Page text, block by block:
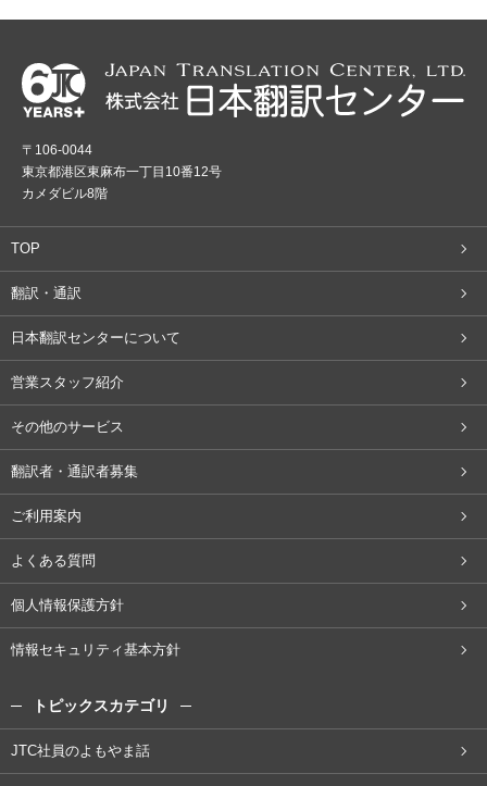
〒106-0044
東京都港区東麻布一丁目10番12号
カメダビル8階
TOP
翻訳・通訳
日本翻訳センターについて
営業スタッフ紹介
その他のサービス
翻訳者・通訳者募集
ご利用案内
よくある質問
個人情報保護方針
情報セキュリティ基本方針
トピックスカテゴリ
JTC社員のよもやま話